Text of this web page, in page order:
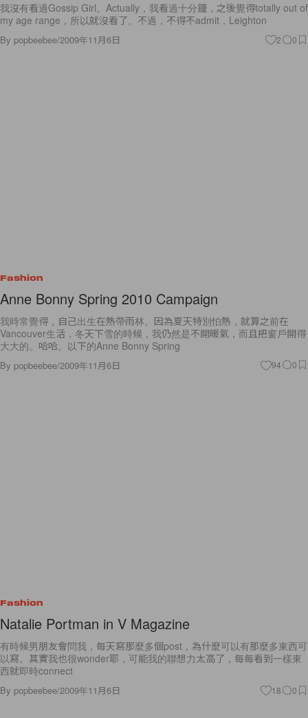
我沒有看過Gossip Girl。Actually，我看過十分鐘，之後覺得totally out of
my age range，所以就沒看了。不過，不得不admit，Leighton
By popbeebee/2009年11月6日 2 0
Fashion
Anne Bonny Spring 2010 Campaign
我時常覺得，自己出生在熱帶雨林。因為夏天特別怕熱，就算之前在
Vancouver生活，冬天下雪的時候，我仍然是不開暖氣，而且把窗戶開得
大大的。哈哈。以下的Anne Bonny Spring
By popbeebee/2009年11月6日 94 0
Fashion
Natalie Portman in V Magazine
有時候男朋友會問我，每天寫那麼多個post，為什麼可以有那麼多東西可
以寫。其實我也很wonder耶，可能我的聯想力太高了，每每看到一樣東
西就即時connect
By popbeebee/2009年11月6日 18 0